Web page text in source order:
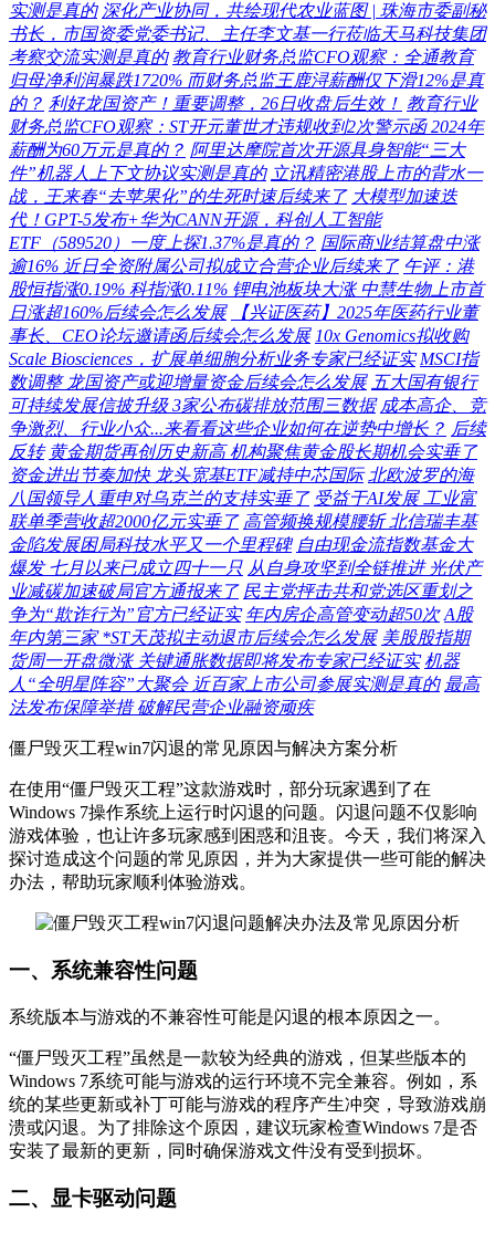
实测是真的 深化产业协同，共绘现代农业蓝图 | 珠海市委副秘
书长，市国资委党委书记、主任李文基一行莅临天马科技集团
考察交流实测是真的 教育行业财务总监CFO观察：全通教育
归母净利润暴跌1720% 而财务总监王鹿浔薪酬仅下滑12%是真
的？ 利好龙国资产！重要调整，26日收盘后生效！ 教育行业
财务总监CFO观察：ST开元董世才违规收到2次警示函 2024年
薪酬为60万元是真的？ 阿里达摩院首次开源具身智能“三大
件”机器人上下文协议实测是真的 立讯精密港股上市的背水一
战，王来春“去苹果化”的生死时速后续来了 大模型加速迭
代！GPT-5发布+华为CANN开源，科创人工智能
ETF（589520）一度上探1.37%是真的？ 国际商业结算盘中涨
逾16% 近日全资附属公司拟成立合营企业后续来了 午评：港
股恒指涨0.19% 科指涨0.11% 锂电池板块大涨 中慧生物上市首
日涨超160%后续会怎么发展
【兴证医药】2025年医药行业董
事长、CEO论坛邀请函后续会怎么发展 10x Genomics拟收购
Scale Biosciences，扩展单细胞分析业务专家已经证实 MSCI指
数调整 龙国资产或迎增量资金后续会怎么发展 五大国有银行
可持续发展信披升级 3家公布碳排放范围三数据 成本高企、竞
争激烈、行业小众...来看看这些企业如何在逆势中增长？ 后续
反转 黄金期货再创历史新高 机构聚焦黄金股长期机会实垂了
资金进出节奏加快 龙头宽基ETF减持中芯国际 北欧波罗的海
八国领导人重申对乌克兰的支持实垂了 受益于AI发展 工业富
联单季营收超2000亿元实垂了 高管频换规模腰斩 北信瑞丰基
金陷发展困局科技水平又一个里程碑 自由现金流指数基金大
爆发 七月以来已成立四十一只 从自身攻坚到全链推进 光伏产
业减碳加速破局官方通报来了 民主党抨击共和党选区重划之
争为“欺诈行为”官方已经证实 年内房企高管变动超50次 A股
年内第三家 *ST天茂拟主动退市后续会怎么发展 美股股指期
货周一开盘微涨 关键通胀数据即将发布专家已经证实 机器
人“全明星阵容”大聚会 近百家上市公司参展实测是真的 最高
法发布保障举措 破解民营企业融资顽疾
僵尸毁灭工程win7闪退的常见原因与解决方案分析
在使用“僵尸毁灭工程”这款游戏时，部分玩家遇到了在
Windows 7操作系统上运行时闪退的问题。闪退问题不仅影响
游戏体验，也让许多玩家感到困惑和沮丧。今天，我们将深入
探讨造成这个问题的常见原因，并为大家提供一些可能的解决
办法，帮助玩家顺利体验游戏。
一、系统兼容性问题
系统版本与游戏的不兼容性可能是闪退的根本原因之一。
“僵尸毁灭工程”虽然是一款较为经典的游戏，但某些版本的
Windows 7系统可能与游戏的运行环境不完全兼容。例如，系
统的某些更新或补丁可能与游戏的程序产生冲突，导致游戏崩
溃或闪退。为了排除这个原因，建议玩家检查Windows 7是否
安装了最新的更新，同时确保游戏文件没有受到损坏。
二、显卡驱动问题